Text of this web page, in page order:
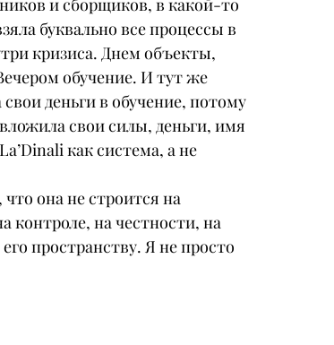
и сборщиков, в какой-то
буквально все процессы в
кризиса. Днем объекты,
обучение. И тут же
деньги в обучение, потому
свои силы, деньги, имя
как система, а не
она не строится на
контроле, на честности, на
пространству. Я не просто